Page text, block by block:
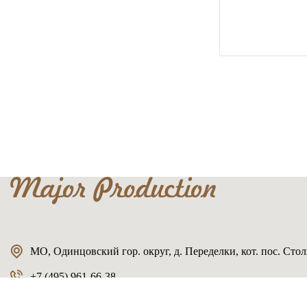
МО, Одинцовский гор. округ, д. Переделки, кот. пос.
+7 (495) 961-66-38